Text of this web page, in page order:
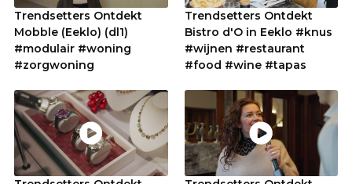
Trendsetters Ontdekt
Mobble (Eeklo) (dl1)
#modulair #woning
#zorgwoning
Trendsetters Ontdekt
Bistro d'O in Eeklo #knus
#wijnen #restaurant
#food #wine #tapas